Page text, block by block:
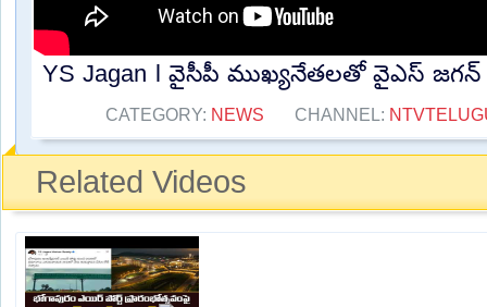
YS Jagan l వైసీపీ ముఖ్యనేతలతో వైఎస్ జగన్
CATEGORY: NEWS CHANNEL:
Related Videos